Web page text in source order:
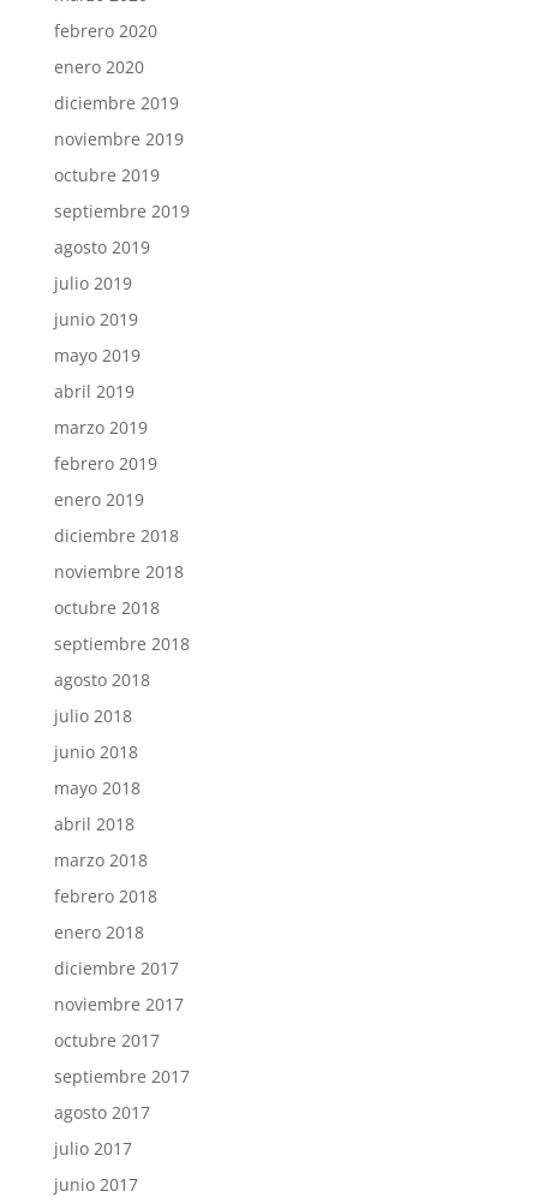
febrero 2020
enero 2020
diciembre 2019
noviembre 2019
octubre 2019
septiembre 2019
agosto 2019
julio 2019
junio 2019
mayo 2019
abril 2019
marzo 2019
febrero 2019
enero 2019
diciembre 2018
noviembre 2018
octubre 2018
septiembre 2018
agosto 2018
julio 2018
junio 2018
mayo 2018
abril 2018
marzo 2018
febrero 2018
enero 2018
diciembre 2017
noviembre 2017
octubre 2017
septiembre 2017
agosto 2017
julio 2017
junio 2017